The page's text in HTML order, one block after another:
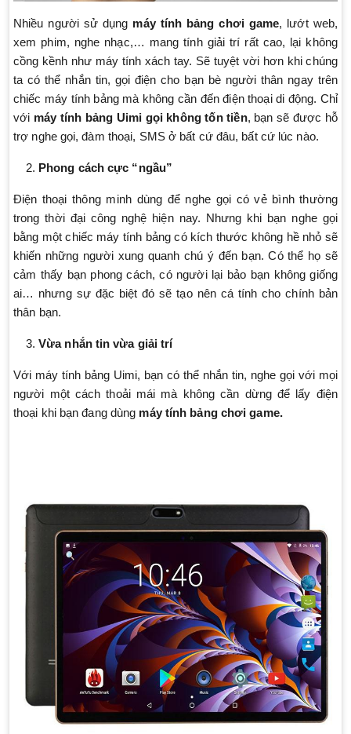
Nhiều người sử dụng máy tính bảng chơi game, lướt web,
xem phim, nghe nhạc,… mang tính giải trí rất cao, lại không
cồng kềnh như máy tính xách tay. Sẽ tuyệt vời hơn khi chúng
ta có thể nhắn tin, gọi điện cho bạn bè người thân ngay trên
chiếc máy tính bảng mà không cần đến điện thoại di động. Chỉ
với máy tính bảng Uimi gọi không tốn tiền, bạn sẽ được hỗ
trợ nghe gọi, đàm thoại, SMS ở bất cứ đâu, bất cứ lúc nào.
Phong cách cực “ngầu”
Điện thoại thông minh dùng để nghe gọi có vẻ bình thường
trong thời đại công nghệ hiện nay. Nhưng khi bạn nghe gọi
bằng một chiếc máy tính bảng có kích thước không hề nhỏ sẽ
khiến những người xung quanh chú ý đến bạn. Có thể họ sẽ
cảm thấy bạn phong cách, có người lại bảo bạn không giống
ai… nhưng sự đặc biệt đó sẽ tạo nên cá tính cho chính bản
thân bạn.
Vừa nhắn tin vừa giải trí
Với máy tính bảng Uimi, bạn có thể nhắn tin, nghe gọi với mọi
người một cách thoải mái mà không cần dừng để lấy điện
thoại khi bạn đang dùng máy tính bảng chơi game.